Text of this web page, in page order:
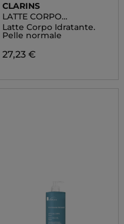
CLARINS
LATTE CORPO
IDRATANTE VELLUTATO
Latte Corpo Idratante.
Pelle normale
27,23 €